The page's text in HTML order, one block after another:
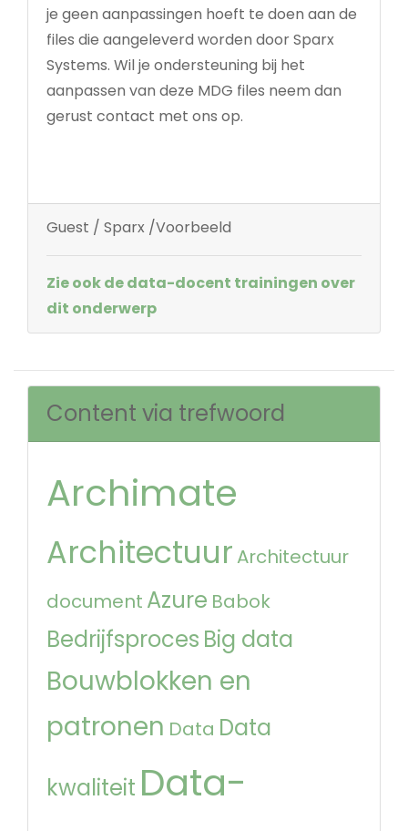
je geen aanpassingen hoeft te doen aan de
files die aangeleverd worden door Sparx
Systems. Wil je ondersteuning bij het
aanpassen van deze MDG files neem dan
gerust contact met ons op.
Guest / Sparx /Voorbeeld
Zie ook de data-docent trainingen over
dit onderwerp
Content via trefwoord
Archimate
Architectuur Architectuur
document Azure Babok
Bedrijfsproces Big data
Bouwblokken en
patronen Data Data
kwaliteit Data-